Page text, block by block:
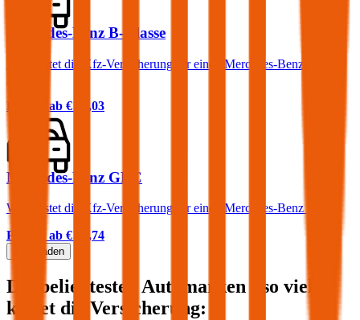
Mercedes-Benz B-Klasse
Was kostet die Kfz-Versicherung für einen Mercedes-Benz B-
Prämie ab € 38,03
Mercedes-Benz GLC
Was kostet die Kfz-Versicherung für einen Mercedes-Benz GLC?
Prämie ab € 94,74
Mehr laden
Die beliebtesten Automarken - so viel
kostet die Versicherung: